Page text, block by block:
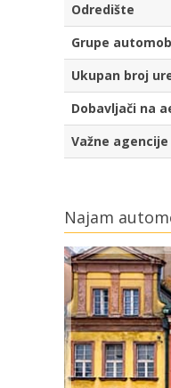
Odredište
Grupe
Ukupan broj
Dobavljači na
Važne
Najam